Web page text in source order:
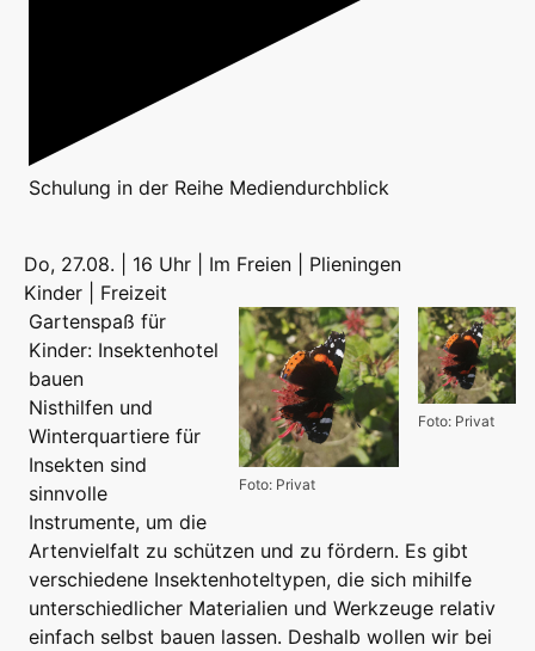
Schulung in der Reihe Mediendurchblick
Do, 27.08. | 16 Uhr | Im Freien | Plieningen
Kinder | Freizeit
Foto: Privat
Foto: Privat
Gartenspaß für
Kinder: Insektenhotel
bauen
Nisthilfen und
Winterquartiere für
Insekten sind
sinnvolle
Instrumente, um die
Artenvielfalt zu schützen und zu fördern. Es gibt
verschiedene Insektenhoteltypen, die sich mihilfe
unterschiedlicher Materialien und Werkzeuge relativ
einfach selbst bauen lassen. Deshalb wollen wir bei